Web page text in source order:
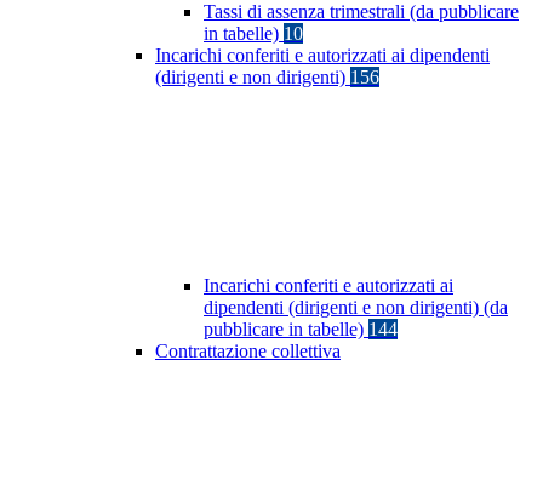
Tassi di assenza trimestrali (da pubblicare
in tabelle) 10
Incarichi conferiti e autorizzati ai dipendenti
(dirigenti e non dirigenti) 156
Incarichi conferiti e autorizzati ai
dipendenti (dirigenti e non dirigenti) (da
pubblicare in tabelle) 144
Contrattazione collettiva